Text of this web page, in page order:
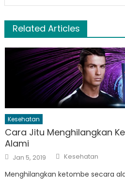
Related Articles
Kesehatan
Cara Jitu Menghilangkan
Alami
Posted
on
Jan 5, 2019 Author
Kesehatan
Menghilangkan ketombe secara